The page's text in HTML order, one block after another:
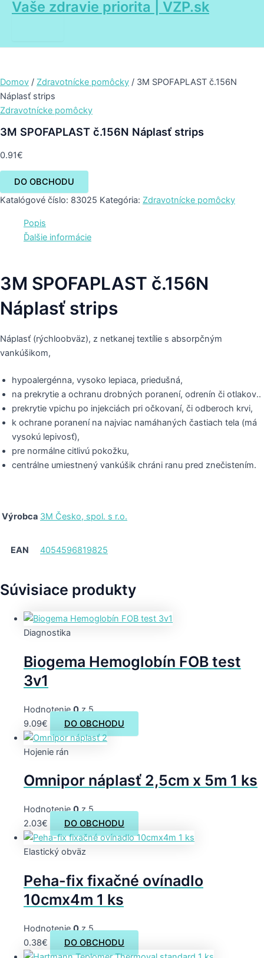
Preskočiť
Vaše zdravie priorita | VZP.sk
Main
Menu
Domov / Zdravotnícke pomôcky / 3M SPOFAPLAST č.156N
Náplasť strips
Zdravotnícke pomôcky
3M SPOFAPLAST č.156N Náplasť strips
0.91€
DO OBCHODU
Katalógové číslo: 83025 Kategória: Zdravotnícke pomôcky
Popis
Ďalšie informácie
3M SPOFAPLAST č.156N
Náplasť strips
Náplasť (rýchloobväz), z netkanej textílie s absorpčným
vankúšikom,
hypoalergénna, vysoko lepiaca, priedušná,
na prekrytie a ochranu drobných poranení, odrenín či otlakov..
prekrytie vpichu po injekciách pri očkovaní, či odberoch krvi,
k ochrane poranení na najviac namáhaných častiach tela (má
vysokú lepivosť),
pre normálne citlivú pokožku,
centrálne umiestnený vankúšik chráni ranu pred znečistením.
Výrobca 3M Česko, spol. s r.o.
EAN 4054596819825
Súvisiace produkty
Diagnostika
Biogema Hemoglobín FOB test
3v1
Hodnotenie0z 5
9.09€ DO OBCHODU
Hojenie rán
Omnipor náplasť 2,5cm x 5m 1 ks
Hodnotenie0z 5
2.03€ DO OBCHODU
Elastický obväz
Peha-fix fixačné ovínadlo
10cmx4m 1 ks
Hodnotenie0z 5
0.38€ DO OBCHODU